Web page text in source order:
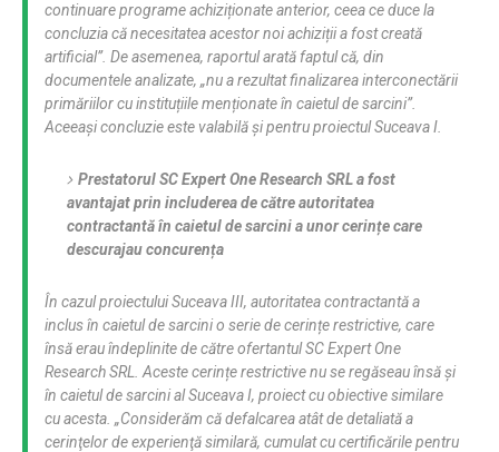
continuare programe achiziționate anterior, ceea ce duce la
concluzia că necesitatea acestor noi achiziții a fost creată
artificial”. De asemenea, raportul arată faptul că, din
documentele analizate, „nu a rezultat finalizarea interconectării
primăriilor cu instituțiile menționate în caietul de sarcini”.
Aceeași concluzie este valabilă și pentru proiectul Suceava I.
Prestatorul SC Expert One Research SRL a fost
avantajat prin includerea de către autoritatea
contractantă în caietul de sarcini a unor cerințe care
descurajau concurența
În cazul proiectului Suceava III, autoritatea contractantă a
inclus în caietul de sarcini o serie de cerințe restrictive, care
însă erau îndeplinite de către ofertantul SC Expert One
Research SRL. Aceste cerințe restrictive nu se regăseau însă și
în caietul de sarcini al Suceava I, proiect cu obiective similare
cu acesta. „Considerăm că defalcarea atât de detaliată a
cerinţelor de experienţă similară, cumulat cu certificările pentru